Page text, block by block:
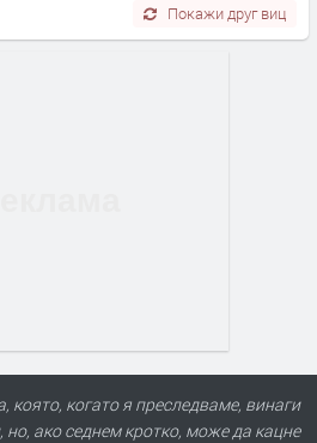
Покажи друг виц
която, когато я преследваме, винаги
но, ако седнем кротко, може да кацне